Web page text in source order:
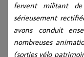
fervent militant
sérieusement
avons conduit
nombreuses
(sorties vélo